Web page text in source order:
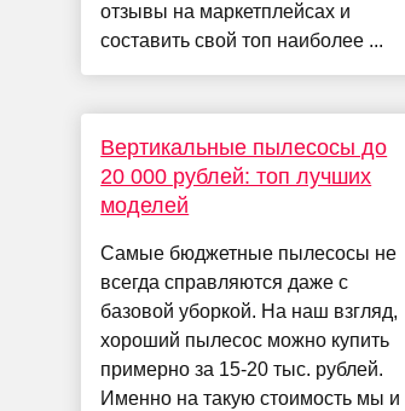
отзывы на маркетплейсах и
составить свой топ наиболее ...
Вертикальные пылесосы до
20 000 рублей: топ лучших
моделей
Самые бюджетные пылесосы не
всегда справляются даже с
базовой уборкой. На наш взгляд,
хороший пылесос можно купить
примерно за 15-20 тыс. рублей.
Именно на такую стоимость мы и